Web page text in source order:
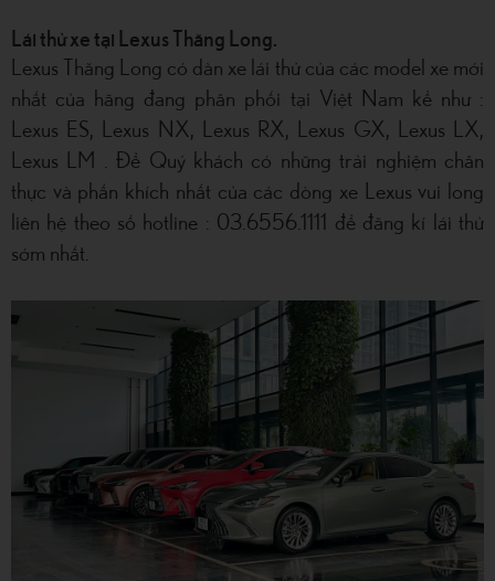
Lái thử xe tại Lexus Thăng Long.
Lexus Thăng Long có dàn xe lái thử của các model xe mới
nhất của hãng đang phân phối tại Việt Nam kể như :
Lexus ES, Lexus NX, Lexus RX, Lexus GX, Lexus LX,
Lexus LM . Để Quý khách có những trải nghiệm chân
thực và phấn khích nhất của các dòng xe Lexus vui long
liên hệ theo số hotline : 03.6556.1111 để đăng kí lái thử
sớm nhất.